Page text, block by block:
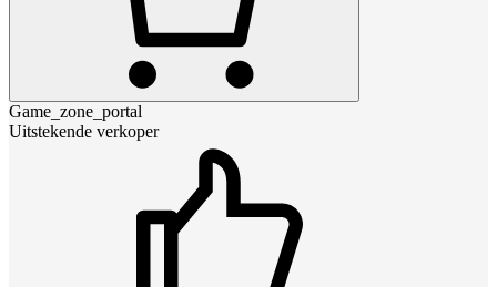
Game_zone_portal
Uitstekende verkoper